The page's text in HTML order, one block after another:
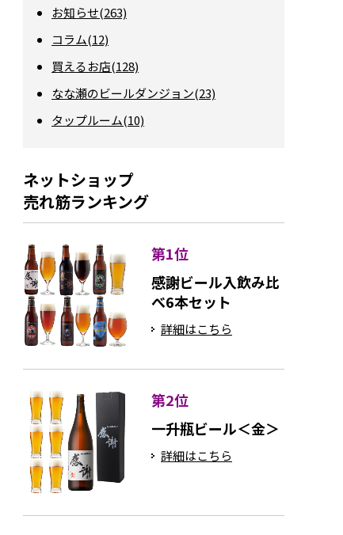
お知らせ(263)
コラム(12)
買えるお店(128)
なな瀬のビールダンジョン(23)
タップルーム(10)
ネットショップ
売れ筋ランキング
第1位
感謝ビール入飲み比
べ6本セット
詳細はこちら
第2位
一升瓶ビール＜金＞
詳細はこちら